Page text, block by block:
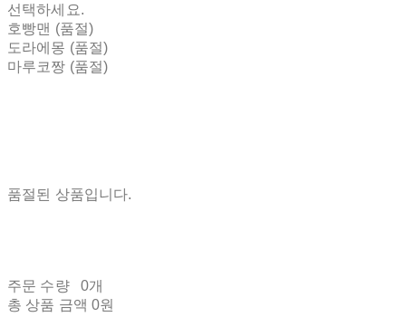
선택하세요.
호빵맨 (품절)
도라에몽 (품절)
마루코짱 (품절)
품절된 상품입니다.
주문 수량
0개
총 상품 금액 0원